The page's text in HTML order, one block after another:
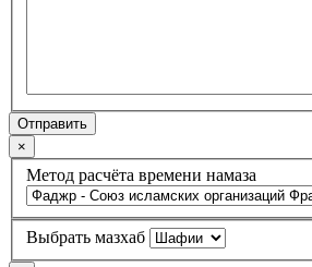
Отправить
×
Метод расчёта времени намаза
Выбрать мазхаб